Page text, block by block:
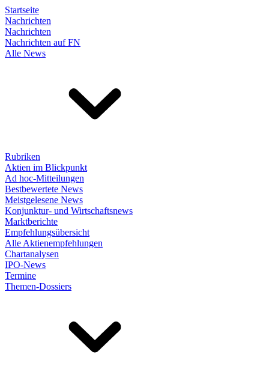
Startseite
Nachrichten
Nachrichten
Nachrichten auf FN
Alle News
Rubriken
Aktien im Blickpunkt
Ad hoc-Mitteilungen
Bestbewertete News
Meistgelesene News
Konjunktur- und Wirtschaftsnews
Marktberichte
Empfehlungsübersicht
Alle Aktienempfehlungen
Chartanalysen
IPO-News
Termine
Themen-Dossiers